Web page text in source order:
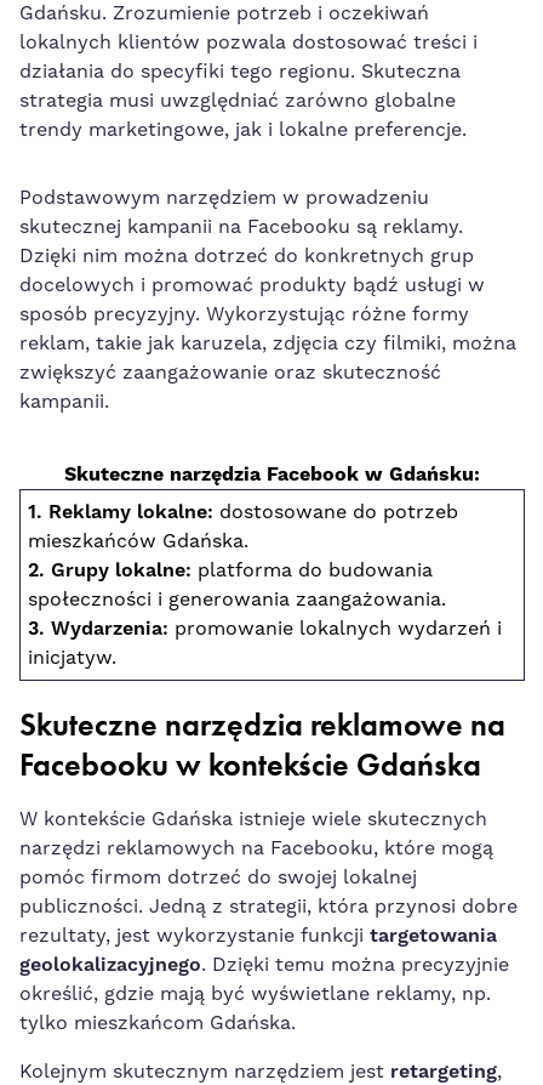
Gdańsku. Zrozumienie ⁣potrzeb i oczekiwań‌
lokalnych klientów pozwala⁤ dostosować ⁣treści i‌
działania do specyfiki tego regionu. ⁣Skuteczna
strategia musi ‍uwzględniać zarówno globalne
trendy‍ marketingowe,‍ jak i lokalne preferencje.
Podstawowym ⁢narzędziem w prowadzeniu
skutecznej kampanii na ⁢Facebooku są​ reklamy.
Dzięki nim‌ można⁢ dotrzeć do konkretnych grup
docelowych​ i promować ‌produkty bądź usługi w
‌sposób precyzyjny. Wykorzystując różne formy
reklam,⁤ takie jak ​karuzela,⁤ zdjęcia‍ czy filmiki, można
zwiększyć ‌zaangażowanie‍ oraz skuteczność
kampanii.
Skuteczne narzędzia Facebook w Gdańsku:
1. Reklamy ‍lokalne: dostosowane​ do​ potrzeb
mieszkańców Gdańska.
2. Grupy⁣ lokalne: platforma do budowania⁢
społeczności i generowania zaangażowania.
3. Wydarzenia: promowanie lokalnych wydarzeń i
‌inicjatyw.
Skuteczne ​narzędzia⁢ reklamowe na
Facebooku w kontekście Gdańska
W kontekście Gdańska istnieje wiele skutecznych
narzędzi reklamowych na Facebooku,‌ które mogą
pomóc firmom dotrzeć do swojej lokalnej
publiczności. Jedną z‌ strategii, która przynosi‍ dobre
rezultaty,⁣ jest wykorzystanie funkcji targetowania
geolokalizacyjnego. Dzięki temu można precyzyjnie
określić, gdzie mają być wyświetlane reklamy, np.
tylko mieszkańcom Gdańska.
Kolejnym skutecznym narzędziem jest retargeting,